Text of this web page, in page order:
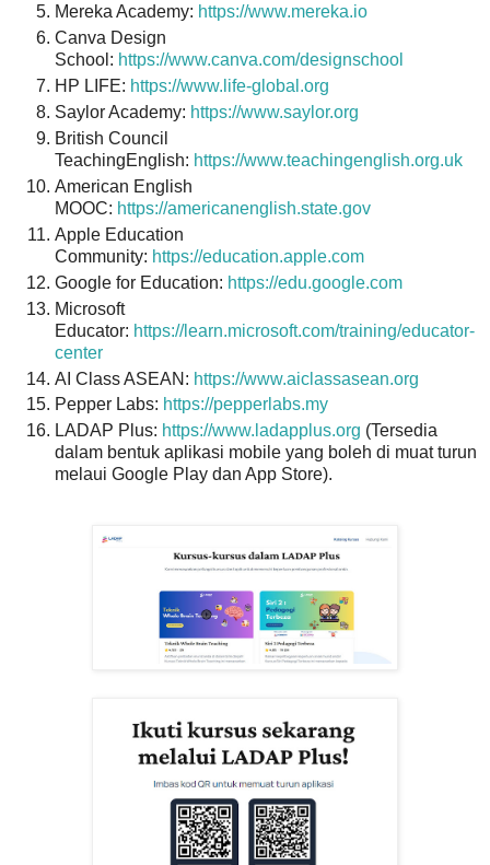
Mereka Academy: https://www.mereka.io
Canva Design
School: https://www.canva.com/designschool
HP LIFE: https://www.life-global.org
Saylor Academy: https://www.saylor.org
British Council
TeachingEnglish: https://www.teachingenglish.org.uk
American English
MOOC: https://americanenglish.state.gov
Apple Education
Community: https://education.apple.com
Google for Education: https://edu.google.com
Microsoft
Educator: https://learn.microsoft.com/training/educator-
center
AI Class ASEAN: https://www.aiclassasean.org
Pepper Labs: https://pepperlabs.my
LADAP Plus: https://www.ladapplus.org (Tersedia
dalam bentuk aplikasi mobile yang boleh di muat turun
melaui Google Play dan App Store).